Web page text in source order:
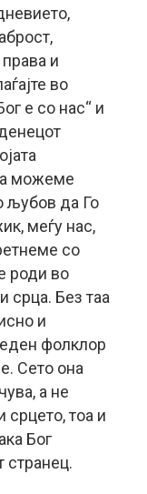
и
во
е со нас“ и
можеме
љубов да Го
меѓу нас,
со
роди во
срца. Без таа
и
фолклор
Сето она
а не
срцето, тоа и
Бог
странец.